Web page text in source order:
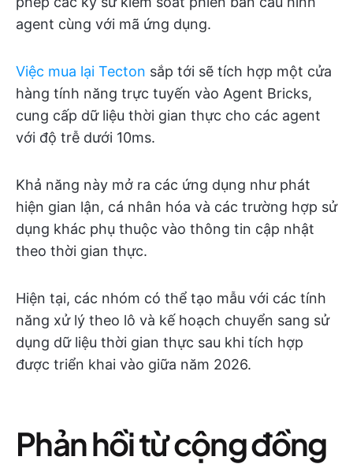
agent cùng với mã ứng dụng.
Việc mua lại Tecton sắp tới sẽ tích hợp một cửa
hàng tính năng trực tuyến vào Agent Bricks,
cung cấp dữ liệu thời gian thực cho các agent
với độ trễ dưới 10ms.
Khả năng này mở ra các ứng dụng như phát
hiện gian lận, cá nhân hóa và các trường hợp sử
dụng khác phụ thuộc vào thông tin cập nhật
theo thời gian thực.
Hiện tại, các nhóm có thể tạo mẫu với các tính
năng xử lý theo lô và kế hoạch chuyển sang sử
dụng dữ liệu thời gian thực sau khi tích hợp
được triển khai vào giữa năm 2026.
Phản hồi từ cộng đồng